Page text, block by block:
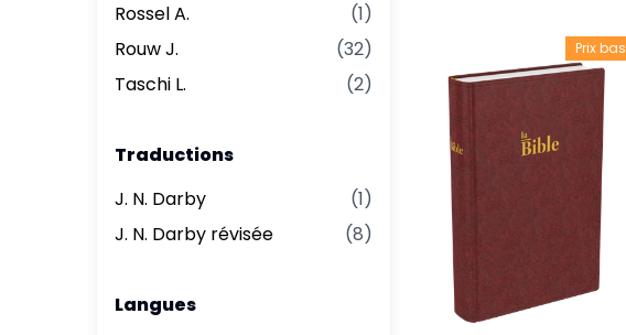
Rossel A.
(1)
Rouw J.
(32)
Taschi L.
(2)
Traductions
J. N. Darby
(1)
J. N. Darby révisée
(8)
Langues
Prix bas